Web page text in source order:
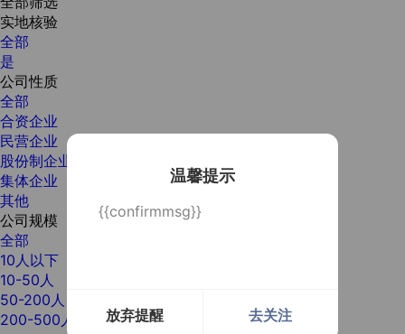
温馨提示
{{confirmmsg}}
放弃提醒 去关注
实地核验
全部
是
公司性质
全部
合资企业
民营企业
股份制企业
集体企业
其他
公司规模
全部
10人以下
10-50人
50-200人
200-500人